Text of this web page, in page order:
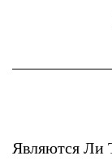
Являются